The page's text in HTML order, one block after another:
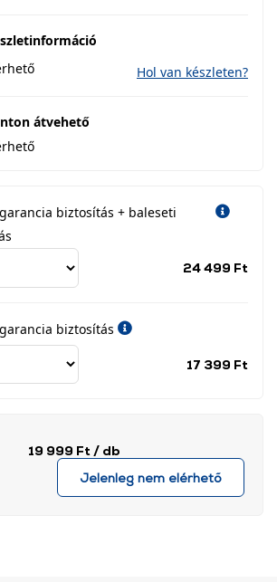
Hol van készleten?
átvehető
biztosítás + baleseti
24 499 Ft
biztosítás
17 399 Ft
19 999 Ft / db
Jelenleg nem elérhető